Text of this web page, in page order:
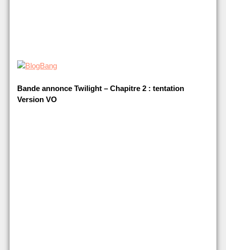
Bande annonce Twilight – Chapitre 2 : tentation
Version VO